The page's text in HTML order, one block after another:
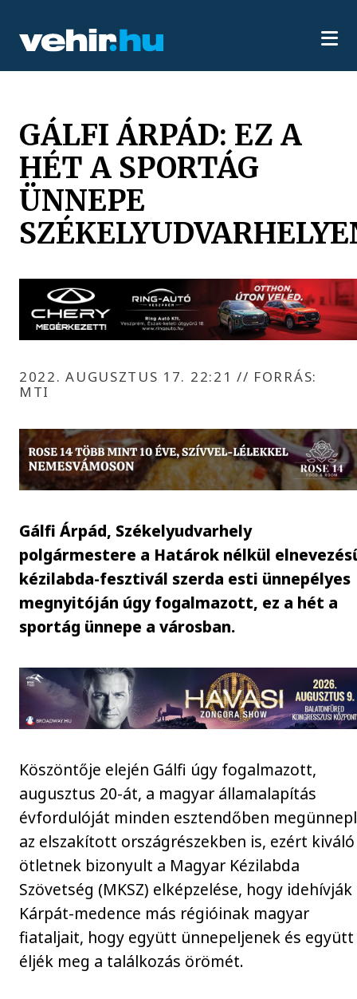
GÁLFI ÁRPÁD: EZ A
HÉT A SPORTÁG
ÜNNEPE
2022. AUGUSZTUS 17. 22:21// FORRÁS:
MTI
Gálfi Árpád, Székelyudvarhely
polgármestere a Határok nélkül
kézilabda-fesztivál szerda esti ünnepélyes
megnyitóján úgy fogalmazott, ez a hét a
sportág ünnepe a városban.
Köszöntője elején Gálfi úgy fogalmazott,
augusztus 20-át, a magyar államalapítás
évfordulóját minden esztendőben
az elszakított országrészekben is, ezért kiváló
ötletnek bizonyult a Magyar Kézilabda
Szövetség (MKSZ) elképzelése, hogy idehívják
Kárpát-medence más régióinak magyar
fiataljait, hogy együtt ünnepeljenek és együtt
éljék meg a találkozás örömét.